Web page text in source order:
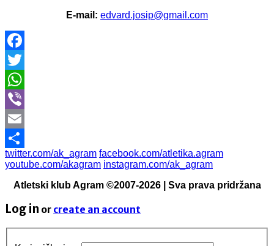
E-mail: edvard.josip@gmail.com
Facebook
Twitter
WhatsApp
Viber
Email
Share
twitter.com/ak_agram facebook.com/atletika.agram
youtube.com/akagram instagram.com/ak_agram
Atletski klub Agram ©2007-2026 | Sva prava pridržana
Log in or create an account